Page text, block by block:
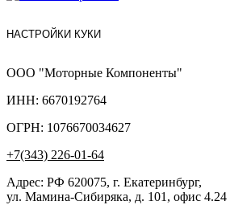
НАСТРОЙКИ КУКИ
ООО "Моторные Компоненты"
ИНН: 6670192764
ОГРН: 1076670034627
+7(343) 226-01-64
Адрес: РФ 620075, г. Екатеринбург,
ул. Мамина-Сибиряка, д. 101, офис 4.24